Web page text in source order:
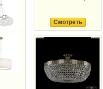
Смотреть